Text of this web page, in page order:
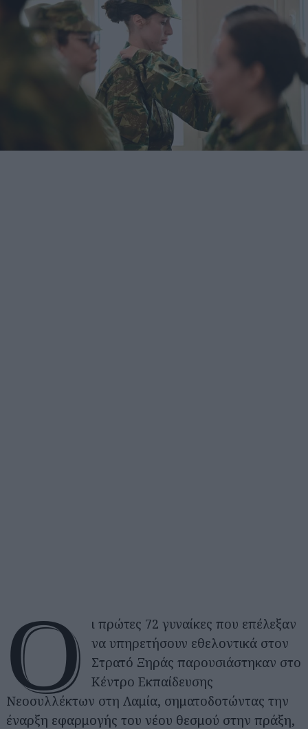
Ο
ι πρώτες 72 γυναίκες που επέλεξαν
να υπηρετήσουν εθελοντικά στον
Στρατό Ξηράς παρουσιάστηκαν στο
Κέντρο Εκπαίδευσης
Νεοσυλλέκτων στη Λαμία, σηματοδοτώντας την
έναρξη εφαρμογής του νέου θεσμού στην πράξη,